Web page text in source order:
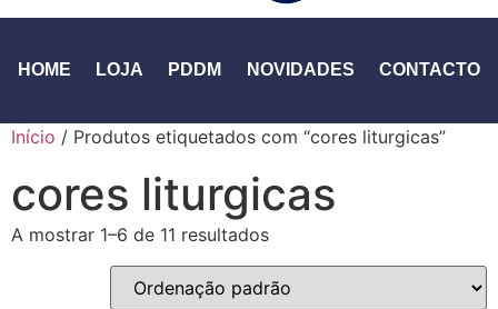
HOME LOJA PDDM NOVIDADES CONTACTO
Início / Produtos etiquetados com “cores liturgicas”
cores liturgicas
A mostrar 1–6 de 11 resultados